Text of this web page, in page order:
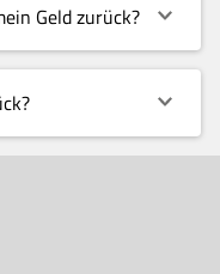
Geld zurück?